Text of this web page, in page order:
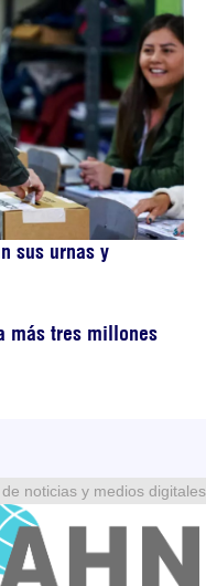
sus urnas y
más tres millones
noticias y medios digitales